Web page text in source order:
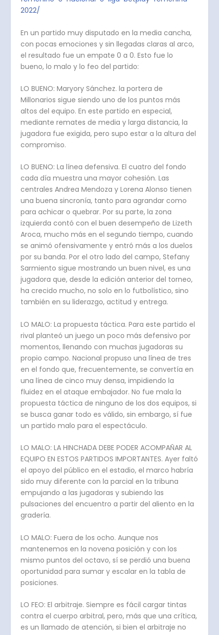
2022/
En un partido muy disputado en la media cancha,
con pocas emociones y sin llegadas claras al arco,
el resultado fue un empate 0 a 0. Esto fue lo
bueno, lo malo y lo feo del partido:
LO BUENO: Maryory Sánchez. la portera de
Millonarios sigue siendo uno de los puntos más
altos del equipo. En este partido en especial,
mediante remates de media y larga distancia, la
jugadora fue exigida, pero supo estar a la altura del
compromiso.
LO BUENO: La línea defensiva. El cuatro del fondo
cada día muestra una mayor cohesión. Las
centrales Andrea Mendoza y Lorena Alonso tienen
una buena sincronía, tanto para agrandar como
para achicar o quebrar. Por su parte, la zona
izquierda contó con el buen desempeño de Lizeth
Aroca, mucho más en el segundo tiempo, cuando
se animó ofensivamente y entró más a los duelos
por su banda. Por el otro lado del campo, Stefany
Sarmiento sigue mostrando un buen nivel, es una
jugadora que, desde la edición anterior del torneo,
ha crecido mucho, no solo en lo futbolístico, sino
también en su liderazgo, actitud y entrega.
LO MALO: La propuesta táctica. Para este partido el
rival planteó un juego un poco más defensivo por
momentos, llenando con muchas jugadoras su
propio campo. Nacional propuso una línea de tres
en el fondo que, frecuentemente, se convertía en
una línea de cinco muy densa, impidiendo la
fluidez en el ataque embajador. No fue mala la
propuesta táctica de ninguno de los dos equipos, si
se busca ganar todo es válido, sin embargo, sí fue
un partido malo para el espectáculo.
LO MALO: LA HINCHADA DEBE PODER ACOMPAÑAR AL
EQUIPO EN ESTOS PARTIDOS IMPORTANTES. Ayer faltó
el apoyo del público en el estadio, el marco habría
sido muy diferente con la parcial en la tribuna
empujando a las jugadoras y subiendo las
pulsaciones del encuentro a partir del aliento en la
gradería.
LO MALO: Fuera de los ocho. Aunque nos
mantenemos en la novena posición y con los
mismo puntos del octavo, sí se perdió una buena
oportunidad para sumar y escalar en la tabla de
posiciones.
LO FEO: El arbitraje. Siempre es fácil cargar tintas
contra el cuerpo arbitral, pero, más que una crítica,
es un llamado de atención, si bien el arbitraje no